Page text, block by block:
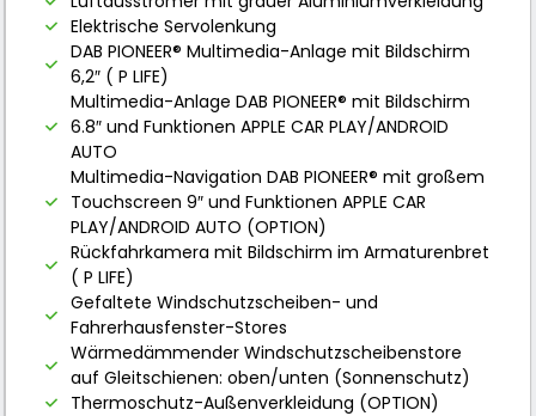
Elektrische Servolenkung
DAB PIONEER® Multimedia-Anlage mit Bildschirm
6,2″ ( P LIFE)
Multimedia-Anlage DAB PIONEER® mit Bildschirm
6.8″ und Funktionen APPLE CAR PLAY/ANDROID
AUTO
Multimedia-Navigation DAB PIONEER® mit großem
Touchscreen 9″ und Funktionen APPLE CAR
PLAY/ANDROID AUTO (OPTION)
Rückfahrkamera mit Bildschirm im Armaturenbret
( P LIFE)
Gefaltete Windschutzscheiben- und
Fahrerhausfenster-Stores
Wärmedämmender Windschutzscheibenstore
auf Gleitschienen: oben/unten (Sonnenschutz)
Thermoschutz-Außenverkleidung (OPTION)